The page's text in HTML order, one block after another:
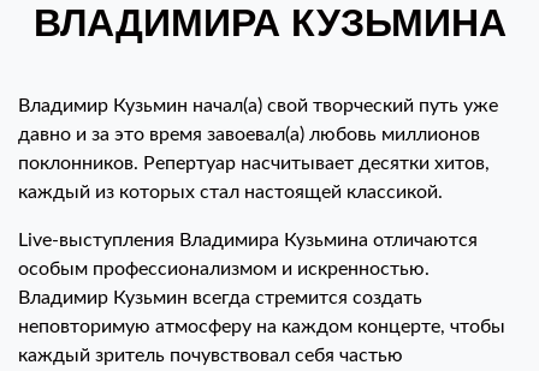
ВЛАДИМИРА КУЗЬМИНА
Владимир Кузьмин начал(а) свой творческий путь уже
давно и за это время завоевал(а) любовь миллионов
поклонников. Репертуар насчитывает десятки хитов,
каждый из которых стал настоящей классикой.
Live-выступления Владимира Кузьмина отличаются
особым профессионализмом и искренностью.
Владимир Кузьмин всегда стремится создать
неповторимую атмосферу на каждом концерте, чтобы
каждый зритель почувствовал себя частью